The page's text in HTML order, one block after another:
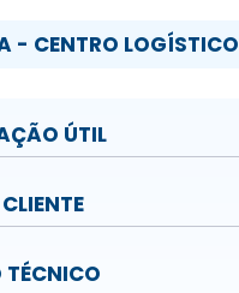
- CENTRO LOGÍSTICO
ÚTIL
TÉCNICO